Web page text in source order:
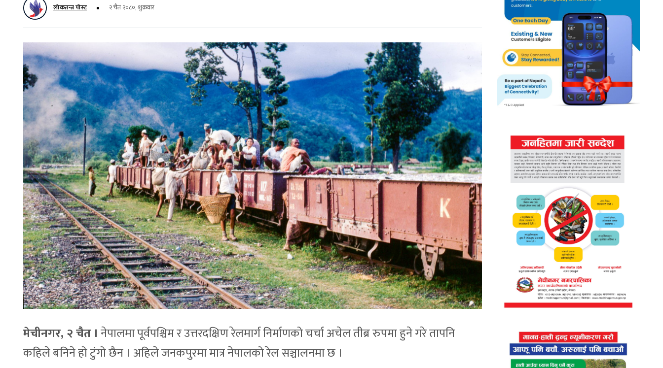
लोकतन्त्र पोस्ट २ चैत २०८०, शुक्रवार
मेचीनगर, २ चैत । नेपालमा पूर्वपश्चिम र उत्तरदक्षिण रेलमार्ग निर्माणको चर्चा अचेल तीब्र रुपमा हुने गरे तापनि
कहिले बनिने हो टुंगो छैन । अहिले जनकपुरमा मात्र नेपालको रेल सञ्चालनमा छ ।